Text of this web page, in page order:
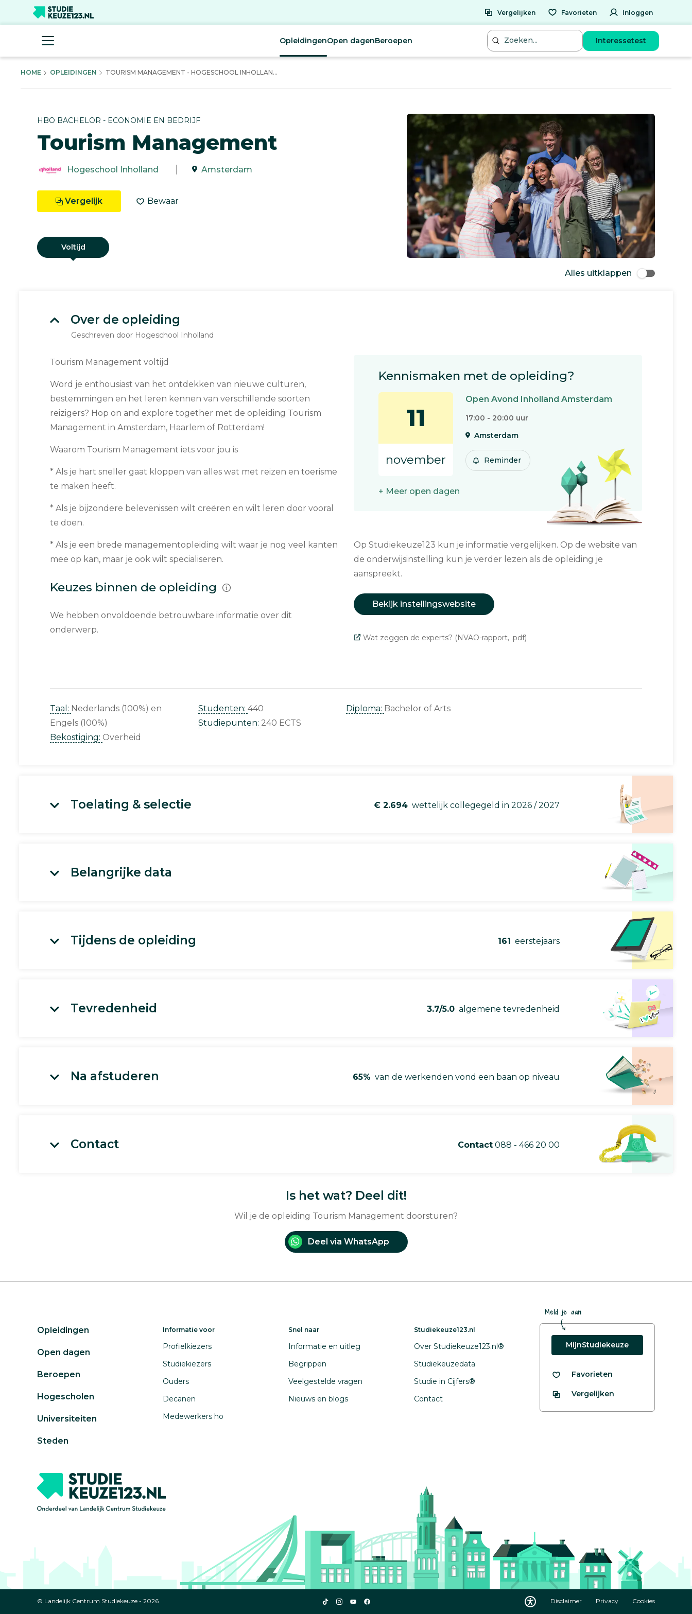
Vergelijken Favorieten Inloggen
OpleidingenOpen dagenBeroepen Interessetest
HOME OPLEIDINGEN TOURISM MANAGEMENT - HOGESCHOOL INHOLLAN...
HBO BACHELOR - ECONOMIE EN BEDRIJF
Tourism Management
Hogeschool Inholland Amsterdam
Vergelijk Bewaar
Voltijd
Alles uitklappen
Over de opleiding
Geschreven door Hogeschool Inholland
Tourism Management voltijd
Word je enthousiast van het ontdekken van nieuwe culturen,
bestemmingen en het leren kennen van verschillende soorten
reizigers? Hop on and explore together met de opleiding Tourism
Management in Amsterdam, Haarlem of Rotterdam!
Waarom Tourism Management iets voor jou is
* Als je hart sneller gaat kloppen van alles wat met reizen en toerisme
te maken heeft.
* Als je bijzondere belevenissen wilt creëren en wilt leren door vooral
te doen.
* Als je een brede managementopleiding wilt waar je nog veel kanten
mee op kan, maar je ook wilt specialiseren.
Keuzes binnen de opleiding
We hebben onvoldoende betrouwbare informatie over dit
onderwerp.
Kennismaken met de opleiding?
11
november
Open Avond Inholland Amsterdam
17:00 - 20:00 uur
Amsterdam
Reminder
+ Meer open dagen
Op Studiekeuze123 kun je informatie vergelijken. Op de website van
de onderwijsinstelling kun je verder lezen als de opleiding je
aanspreekt.
Bekijk instellingswebsite
Wat zeggen de experts? (NVAO-rapport, .pdf)
Taal: Nederlands (100%)
Engels (100%)
Bekostiging: Overheid
Studenten: 440
Studiepunten: 240 ECTS
Diploma: Bachelor of Arts
Toelating & selectie € 2.694 wettelijk collegegeld in 2026 / 2027
Belangrijke data
Tijdens de opleiding 161 eerstejaars
Tevredenheid 3.7/5.0 algemene tevredenheid
Na afstuderen 65% van de werkenden vond een baan op niveau
Contact Contact 088 - 466 20 00
Is het wat? Deel dit!
Wil je de opleiding Tourism Management doorsturen?
Deel via WhatsApp
Opleidingen
Open dagen
Beroepen
Hogescholen
Universiteiten
Steden
Informatie voor
Profielkiezers
Studiekiezers
Ouders
Decanen
Medewerkers ho
Snel naar
Informatie en uitleg
Begrippen
Veelgestelde vragen
Nieuws en blogs
Studiekeuze123.nl
Over Studiekeuze123.nl®
Studiekeuzedata
Studie in Cijfers®
Contact
Meld je aan
MijnStudiekeuze
Favorieten
Vergelijken
© Landelijk Centrum Studiekeuze - 2026
Studiekeuze123
Studiekeuze123
Studiekeuze123
Studiekeuze123
Disclaimer Privacy Cookies